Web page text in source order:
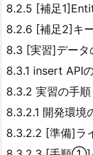
8.2.5 [補足
8.2.6 [補足2]キ
8.3 [実習]データ
8.3.1 insert API
8.3.2 実習の手順
8.3.2.1 開発環境
8.3.2.2 [準備]ラ